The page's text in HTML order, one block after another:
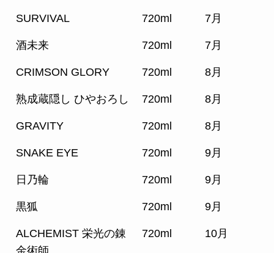
SURVIVAL 720ml 7月
酒未来 720ml 7月
CRIMSON GLORY 720ml 8月
熟成蔵隠し ひやおろし 720ml 8月
GRAVITY 720ml 8月
SNAKE EYE 720ml 9月
日乃輪 720ml 9月
黒狐 720ml 9月
ALCHEMIST 栄光の錬
金術師
720ml 10月